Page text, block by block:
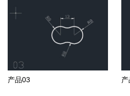
产品03